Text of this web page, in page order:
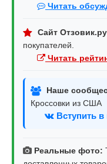
Читать
Сайт
покупателей.
Читать
Наше
Кроссовки из США
Вступить
Реальные фото: